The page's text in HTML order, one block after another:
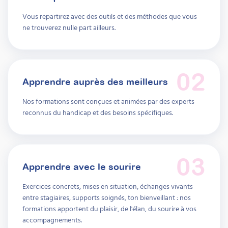
Vous repartirez avec des outils et des méthodes que vous
ne trouverez nulle part ailleurs.
02
Apprendre auprès des meilleurs
Nos formations sont conçues et animées par des experts
reconnus du handicap et des besoins spécifiques.
03
Apprendre avec le sourire
Exercices concrets, mises en situation, échanges vivants
entre stagiaires, supports soignés, ton bienveillant : nos
formations apportent du plaisir, de l'élan, du sourire à vos
accompagnements.